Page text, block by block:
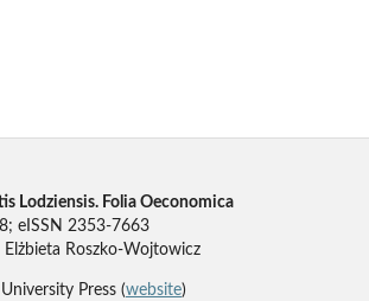
Lodziensis. Folia Oeconomica
eISSN 2353-7663
Elżbieta Roszko-Wojtowicz
Press (website)